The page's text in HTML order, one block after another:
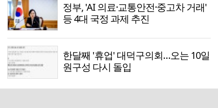
정부, 'AI 의료·교통안전·중고차 거래'
등 4대 국정 과제 추진
한달째 '휴업' 대덕구의회…오는 10일
원구성 다시 돌입